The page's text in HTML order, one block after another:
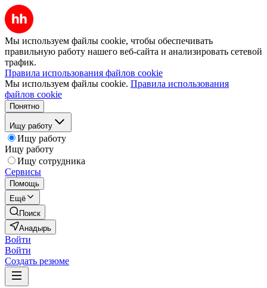
Мы используем файлы cookie, чтобы обеспечивать
правильную работу нашего веб-сайта и анализировать сетевой
трафик.
Правила использования файлов cookie
Мы используем файлы cookie. Правила использования
файлов cookie
Понятно
Ищу работу
Ищу работу
Ищу работу
Ищу сотрудника
Сервисы
Помощь
Ещё
Поиск
Анадырь
Войти
Войти
Создать резюме